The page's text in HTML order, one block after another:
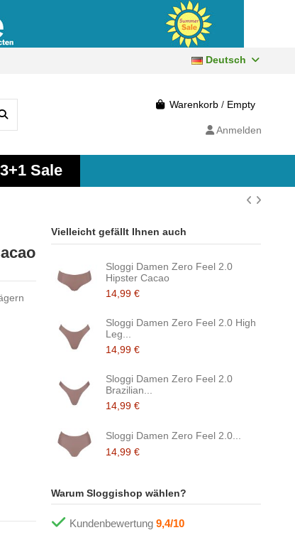
Deutsch
Warenkorb / Empty
Anmelden
Sale
Vielleicht gefällt Ihnen auch
Sloggi Damen Zero Feel 2.0
Hipster Cacao
14,99 €
Sloggi Damen Zero Feel 2.0 High
Leg...
14,99 €
Sloggi Damen Zero Feel 2.0
Brazilian...
14,99 €
Sloggi Damen Zero Feel 2.0...
14,99 €
Warum Sloggishop wählen?
Kundenbewertung 9,4/10